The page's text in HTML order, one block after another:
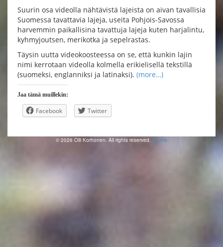
Suurin osa videolla nähtävistä lajeista on aivan tavallisia
Suomessa tavattavia lajeja, useita Pohjois-Savossa
harvemmin paikallisina tavattuja lajeja kuten harjalintu,
kyhmyjoutsen, merikotka ja sepelrastas.
Täysin uutta videokoosteessa on se, että kunkin lajin
nimi kerrotaan videolla kolmella erikielisellä tekstillä
(suomeksi, englanniksi ja latinaksi). (more…)
Jaa tämä muillekin:
Facebook Twitter
© 2026 Olli Korhonen. All rights reserved. jko.me